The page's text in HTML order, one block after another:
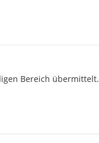
Bereich übermittelt.